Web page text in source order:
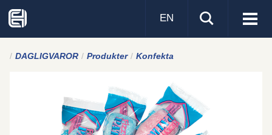
Visa
EN
DAGLIGVAROR Produkter Konfekta